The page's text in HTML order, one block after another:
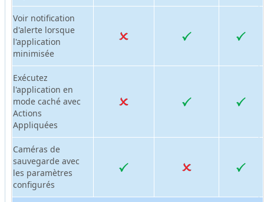
Voir notification
d'alerte lorsque
l'application
minimisée
Exécutez
l'application en
mode caché avec
Actions
Appliquées
Caméras de
sauvegarde avec
les paramètres
configurés